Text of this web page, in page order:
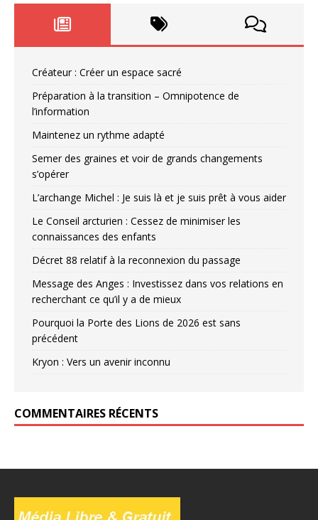
Créateur : Créer un espace sacré
Préparation à la transition – Omnipotence de
l’information
Maintenez un rythme adapté
Semer des graines et voir de grands changements
s’opérer
L’archange Michel : Je suis là et je suis prêt à vous aider
Le Conseil arcturien : Cessez de minimiser les
connaissances des enfants
Décret 88 relatif à la reconnexion du passage
Message des Anges : Investissez dans vos relations en
recherchant ce qu’il y a de mieux
Pourquoi la Porte des Lions de 2026 est sans
précédent
Kryon : Vers un avenir inconnu
COMMENTAIRES RÉCENTS